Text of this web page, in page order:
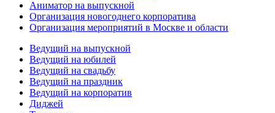
Аниматор на выпускной
Организация новогоднего корпоратива
Организация мероприятий в Москве и области
Ведущий на выпускной
Ведущий на юбилей
Ведущий на свадьбу
Ведущий на праздник
Ведущий на корпоратив
Диджей